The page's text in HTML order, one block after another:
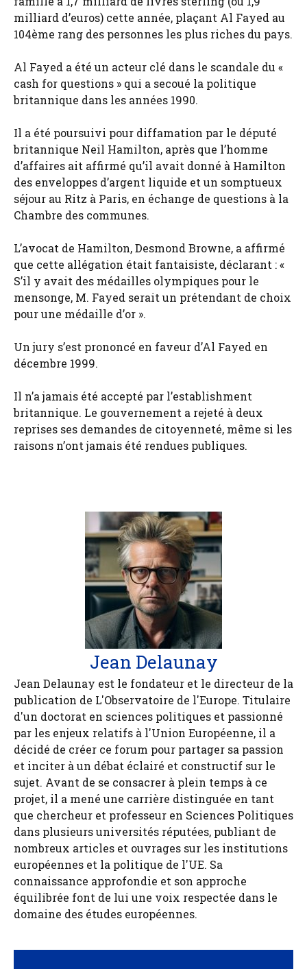
milliard d’euros) cette année, plaçant Al Fayed au
104ème rang des personnes les plus riches du pays.
Al Fayed a été un acteur clé dans le scandale du «
cash for questions » qui a secoué la politique
britannique dans les années 1990.
Il a été poursuivi pour diffamation par le député
britannique Neil Hamilton, après que l’homme
d’affaires ait affirmé qu’il avait donné à Hamilton
des enveloppes d’argent liquide et un somptueux
séjour au Ritz à Paris, en échange de questions à la
Chambre des communes.
L’avocat de Hamilton, Desmond Browne, a affirmé
que cette allégation était fantaisiste, déclarant : «
S’il y avait des médailles olympiques pour le
mensonge, M. Fayed serait un prétendant de choix
pour une médaille d’or ».
Un jury s’est prononcé en faveur d’Al Fayed en
décembre 1999.
Il n’a jamais été accepté par l’establishment
britannique. Le gouvernement a rejeté à deux
reprises ses demandes de citoyenneté, même si les
raisons n’ont jamais été rendues publiques.
Jean Delaunay
Jean Delaunay est le fondateur et le directeur de la
publication de L'Observatoire de l'Europe. Titulaire
d'un doctorat en sciences politiques et passionné
par les enjeux relatifs à l'Union Européenne, il a
décidé de créer ce forum pour partager sa passion
et inciter à un débat éclairé et constructif sur le
sujet. Avant de se consacrer à plein temps à ce
projet, il a mené une carrière distinguée en tant
que chercheur et professeur en Sciences Politiques
dans plusieurs universités réputées, publiant de
nombreux articles et ouvrages sur les institutions
européennes et la politique de l'UE. Sa
connaissance approfondie et son approche
équilibrée font de lui une voix respectée dans le
domaine des études européennes.